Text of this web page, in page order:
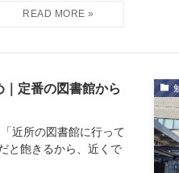
｜定番の図書館から
近所の図書館に行って
と飽きるから、近くで